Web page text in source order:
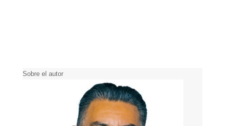
Sobre el autor